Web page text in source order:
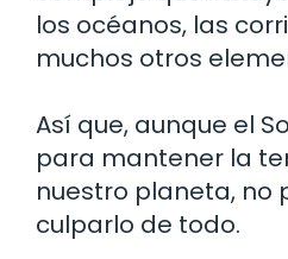
los océanos, las
muchos otros
Así que, aunque el
para mantener la
nuestro planeta, no
culparlo de todo.